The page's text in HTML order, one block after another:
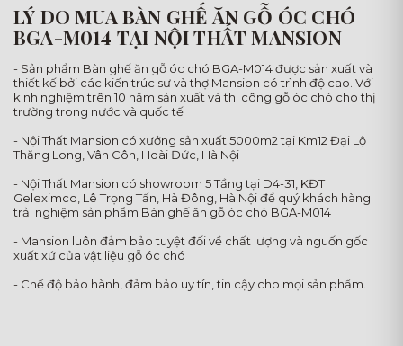
LÝ DO MUA BÀN GHẾ ĂN GỖ ÓC CHÓ
BGA-M014 TẠI NỘI THẤT MANSION
- Sản phẩm Bàn ghế ăn gỗ óc chó BGA-M014 được sản xuất và
thiết kế bởi các kiến trúc sư và thợ Mansion có trình độ cao. Với
kinh nghiệm trên 10 năm sản xuất và thi công gỗ óc chó cho thị
trường trong nước và quốc tế
- Nội Thất Mansion có xưởng sản xuất 5000m2 tại Km12 Đại Lộ
Thăng Long, Vân Côn, Hoài Đức, Hà Nội
- Nội Thất Mansion có showroom 5 Tầng tại D4-31, KĐT
Geleximco, Lê Trọng Tấn, Hà Đông, Hà Nội để quý khách hàng
trải nghiệm sản phẩm Bàn ghế ăn gỗ óc chó BGA-M014
- Mansion luôn đảm bảo tuyệt đối về chất lượng và nguốn gốc
xuất xứ của vật liệu gỗ óc chó
- Chế độ bảo hành, đảm bảo uy tín, tin cậy cho mọi sản phẩm.